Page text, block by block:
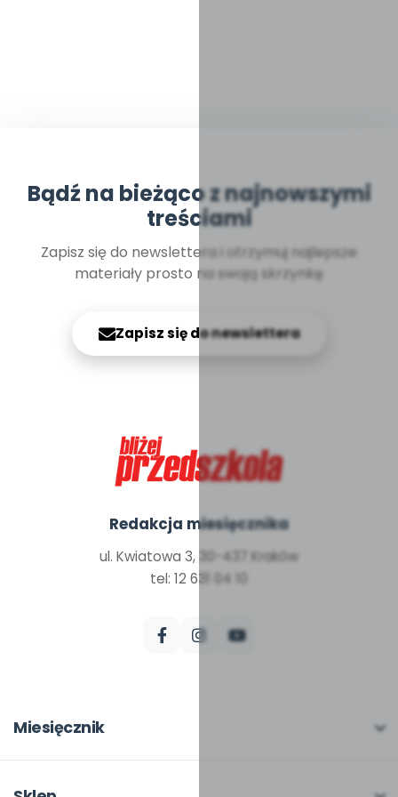
Bądź na bieżąco z najnowszymi
treściami
Zapisz się do newslettera i otrzymuj najlepsze
materiały prosto na swoją skrzynkę
Zapisz się do newslettera
Redakcja miesięcznika
ul. Kwiatowa 3, 30-437 Kraków
tel: 12 631 04 10
Miesięcznik